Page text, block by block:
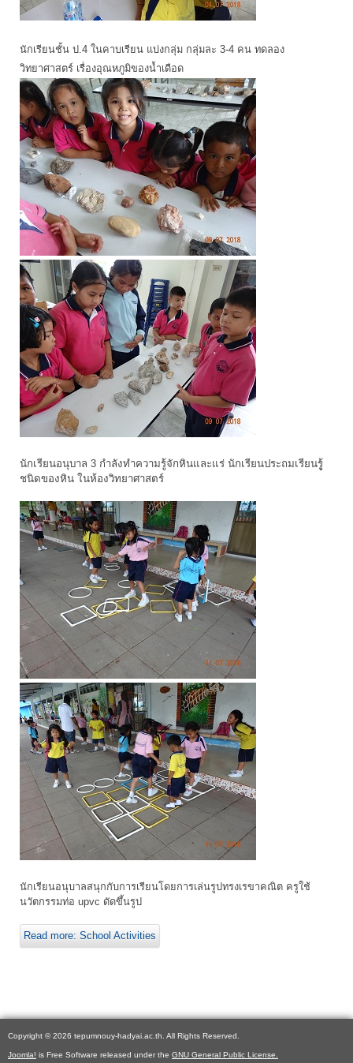
นักเรียนชั้น ป.4 ในคาบเรียน แบ่งกลุ่ม กลุ่มละ 3-4 คน ทดลอง
วิทยาศาสตร์ เรื่องอุณหภูมิของน้ำเดือด
นักเรียนอนุบาล 3 กำลังทำความรู้จักหินและแร่ นักเรียนประถมเรียนรูู้
ชนิดของหิน ในห้องวิทยาศาสตร์
นักเรียนอนุบาลสนุกกับการเรียนโดยการเล่นรูปทรงเรขาคณิต ครูใช้
นวัตกรรมท่อ upvc ดัดขึ้นรูป
Read more: School Activities
Copyright © 2026 tepumnouy-hadyai.ac.th. All Rights Reserved.
Joomla! is Free Software released under the GNU General Public License.